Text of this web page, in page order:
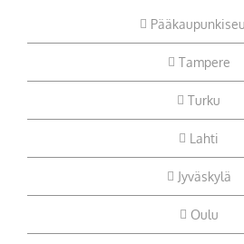
Tampere
Turku
Lahti
Jyväskylä
Oulu